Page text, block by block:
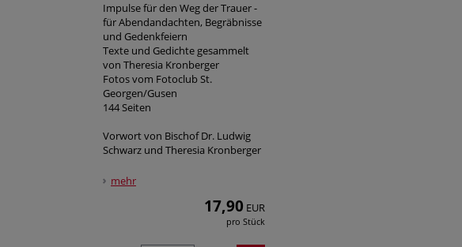
Impulse für den Weg der Trauer -
für Abendandachten, Begräbnisse
und Gedenkfeiern
Texte und Gedichte gesammelt
von Theresia Kronberger
Fotos vom Fotoclub St.
Georgen/Gusen
144 Seiten
Vorwort von Bischof Dr. Ludwig
Schwarz und Theresia Kronberger
mehr
17,90 EUR
pro Stück